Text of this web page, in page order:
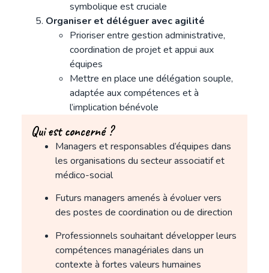
symbolique est cruciale
Organiser et déléguer avec agilité
Prioriser entre gestion administrative,
coordination de projet et appui aux
équipes
Mettre en place une délégation souple,
adaptée aux compétences et à
l’implication bénévole
Qui est concerné ?
Managers et responsables d’équipes dans
les organisations du secteur associatif et
médico-social
Futurs managers amenés à évoluer vers
des postes de coordination ou de direction
Professionnels souhaitant développer leurs
compétences managériales dans un
contexte à fortes valeurs humaines